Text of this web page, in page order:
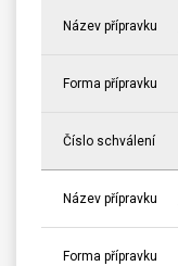
Název přípravku
Forma přípravku
Číslo schválení
Název přípravku
Forma přípravku